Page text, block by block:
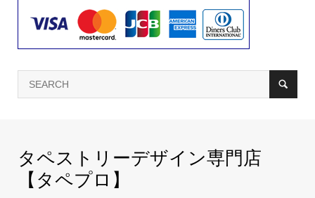
タペストリーデザイン専門店
【タペプロ】